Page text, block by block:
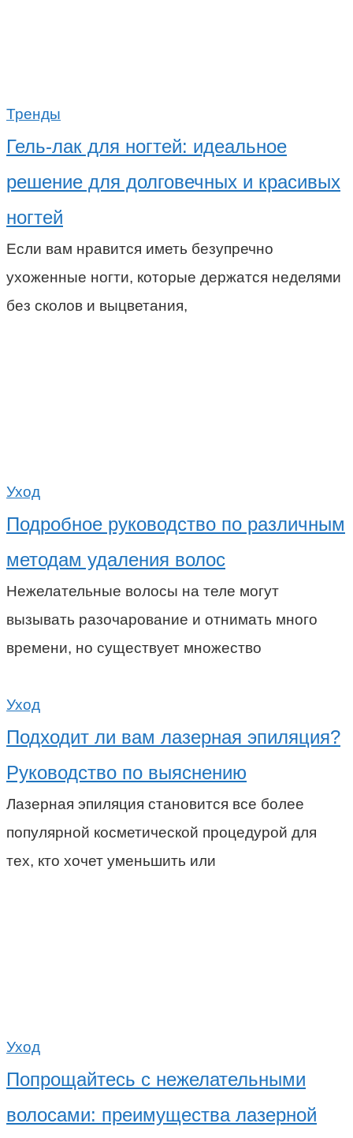
Тренды
Гель-лак для ногтей: идеальное
решение для долговечных и красивых
ногтей
Если вам нравится иметь безупречно
ухоженные ногти, которые держатся неделями
без сколов и выцветания,
Уход
Подробное руководство по различным
методам удаления волос
Нежелательные волосы на теле могут
вызывать разочарование и отнимать много
времени, но существует множество
Уход
Подходит ли вам лазерная эпиляция?
Руководство по выяснению
Лазерная эпиляция становится все более
популярной косметической процедурой для
тех, кто хочет уменьшить или
Уход
Попрощайтесь с нежелательными
волосами: преимущества лазерной